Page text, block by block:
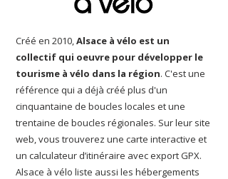
Créé en 2010,Alsace à vélo est un
collectif qui oeuvre pour développer le
tourisme à vélo dans la région. C'est une
référence qui a déjà créé plus d'un
cinquantaine de boucles locales et une
trentaine de boucles régionales. Sur leur site
web, vous trouverez une carte interactive et
un calculateur d’itinéraire avec export GPX.
Alsace à vélo liste aussi les hébergements